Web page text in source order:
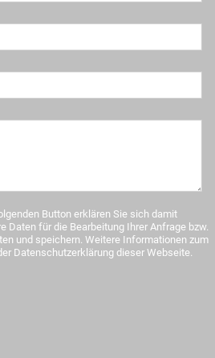
Button erklären Sie sich damit
Daten für die Bearbeitung Ihrer Anfrage bzw.
und speichern. Weitere Informationen zum
Datenschutzerklärung dieser Webseite.